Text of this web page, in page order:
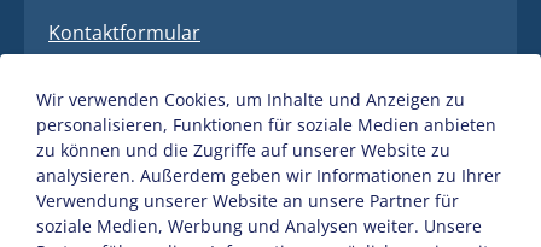
Kontaktformular
09841 / 40 4 - 77
Bereitschaftsdienst
09841 / 65 14 65
info@sw-bw.de
Wir verwenden Cookies, um Inhalte und Anzeigen zu
personalisieren, Funktionen für soziale Medien anbieten
zu können und die Zugriffe auf unserer Website zu
analysieren. Außerdem geben wir Informationen zu Ihrer
Verwendung unserer Website an unsere Partner für
soziale Medien, Werbung und Analysen weiter. Unsere